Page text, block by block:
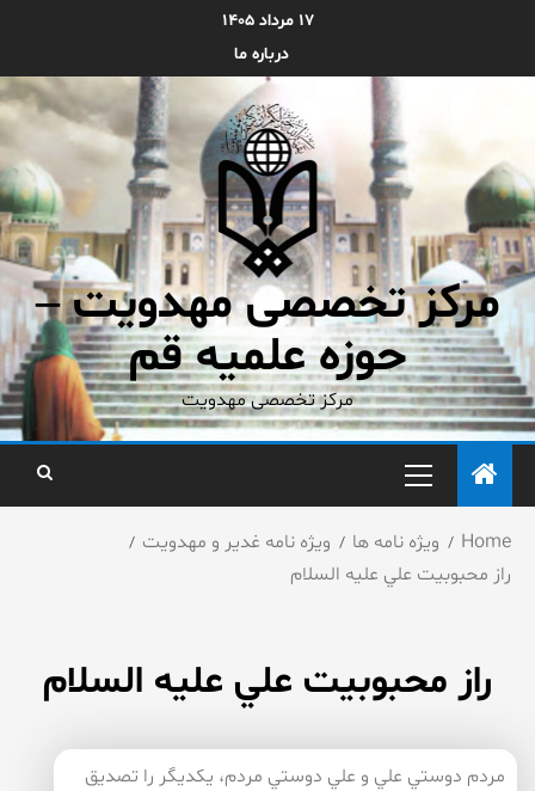
۱۷ مرداد ۱۴۰۵
درباره ما
مرکز تخصصی مهدویت –
حوزه علمیه قم
مرکز تخصصی مهدویت
Home ویژه نامه ها
ویژه نامه غدیر و مهدویت
راز محبوبيت علي عليه السلام
راز محبوبيت علي عليه السلام
مردم دوستي علي و علي دوستي مردم، يكديگر را تصديق